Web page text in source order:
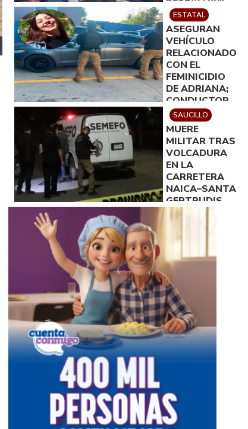
SU TRABAJO
EN
CHIHUAHUA
ESTATAL
ASEGURAN
VEHÍCULO
RELACIONADO
CON EL
FEMINICIDIO
DE ADRIANA;
CONDUCTOR
FUE PUESTO A
DISPOSICIÓN
DE LA
FISCALÍA
SAUCILLO
MUERE
MILITAR TRAS
VOLCADURA
EN LA
CARRETERA
NAICA–SANTA
GERTRUDIS